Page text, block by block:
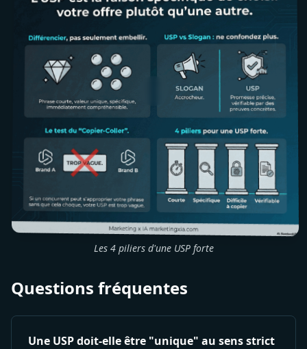
Les 4 piliers d'une USP forte
Questions fréquentes
Une USP doit-elle être "unique" au sens strict